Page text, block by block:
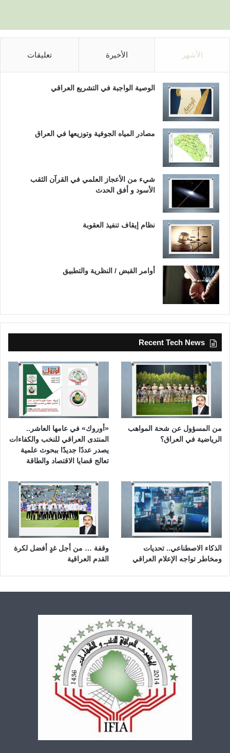
الأشهر الأخيرة تعليقات
الوصية الواجبة في التشريع العراقي
مصادر المياه الجوفية وتوزيعها في العراق
شيء من الأعجاز العلمي في القرآن الثقب
الأسود و أفق الحدث
نظام إيقاف تنفيذ العقوبة
أوامر القبض / النظرية والتطبيق
Recent Tech News
من المسؤول عن شحة المواهب
الرياضية في العراق؟
«أوروك» في عامها العاشر..
المنتدى العراقي للنخب والكفاءات
يصدر عددًا جديدًا ببحوث علمية
تعالج قضايا الاقتصاد والطاقة
الذكاء الاصطناعي.. تحديات
ومخاطر تواجه الإعلام العراقي
وقفة … من أجل غدٍ أفضل لكرة
القدم العراقية